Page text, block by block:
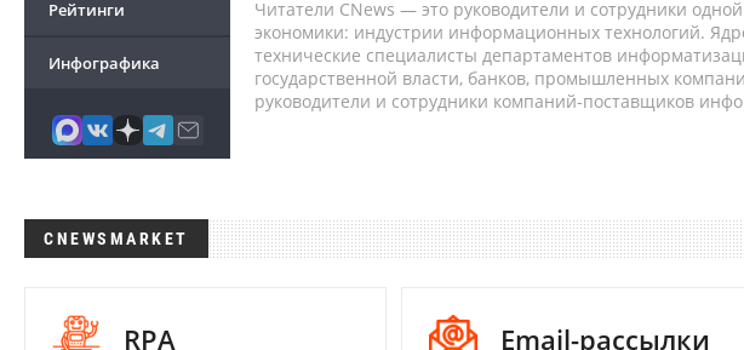
Рейтинги
Инфографика
Читатели CNews — это руководители и сотрудники
экономики: индустрии информационных технологий.
технические специалисты департаментов
государственной власти, банков, промышленных
руководители и сотрудники компаний-поставщиков
CNEWSMARKET
RPA Email-рассылки